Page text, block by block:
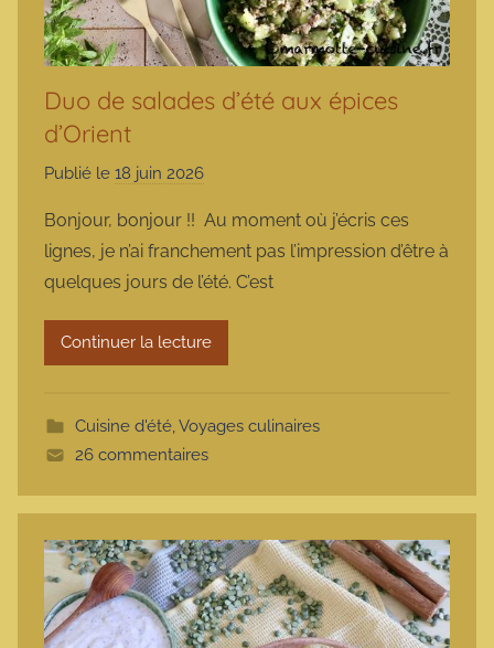
Duo de salades d’été aux épices
d’Orient
Publié le 18 juin 2026
r
m
a
r
m
t
e
Bonjour, bonjour !! Au moment où j’écris ces
lignes, je n’ai franchement pas l’impression d’être à
quelques jours de l’été. C’est
Continuer la lecture
Cuisine d'été,Voyages culinaires
26 commentaires